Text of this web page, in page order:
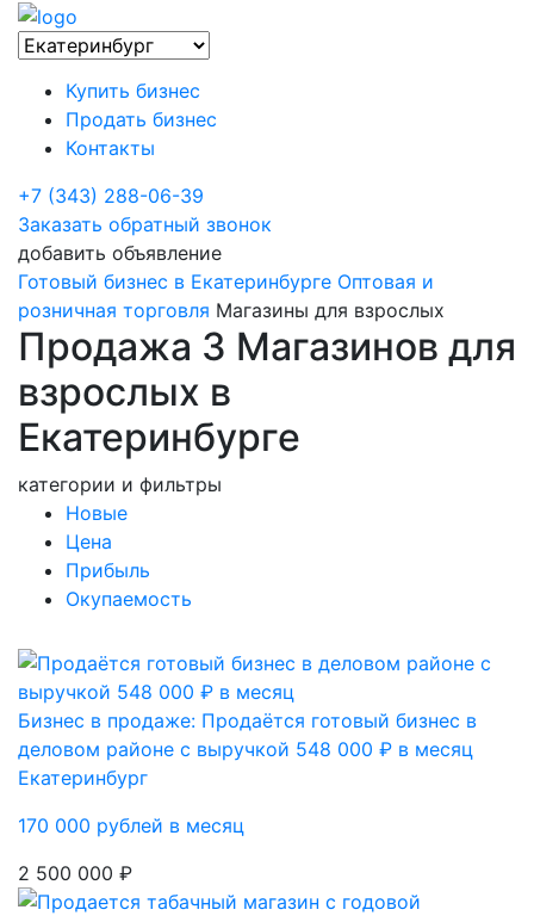
Купить бизнес
Продать бизнес
Контакты
+7 (343) 288-06-39
Заказать обратный звонок
добавить объявление
Готовый бизнес в Екатеринбурге Оптовая и
розничная торговля Магазины для взрослых
Продажа 3 Магазинов для
взрослых в
Екатеринбурге
категории и фильтры
Новые
Цена
Прибыль
Окупаемость
Бизнес в продаже: Продаётся готовый бизнес в
деловом районе с выручкой 548 000 ₽ в месяц
Екатеринбург
170 000 рублей в месяц
2 500 000 ₽